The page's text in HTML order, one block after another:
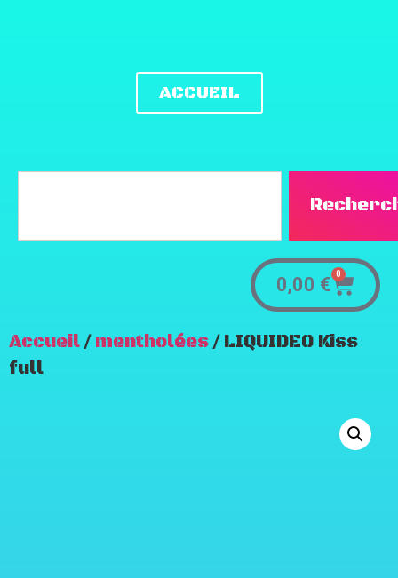
ACCUEIL
0,00 € 0
Accueil/ mentholées/ LIQUIDEO Kiss
full